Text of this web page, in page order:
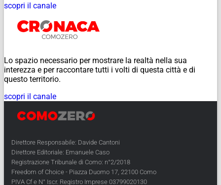
scopri il canale
Lo spazio necessario per mostrare la realtà nella sua
interezza e per raccontare tutti i volti di questa città e di
questo territorio.
scopri il canale
Direttore Responsabile: Davide Cantoni
Direttore Editoriale: Emanuele Caso
Registrazione Tribunale di Como: n°2/2018
Freedom of Choice - Piazza Duomo 17, 22100 Como
PIVA Cf e N° Iscr. Registro Imprese 03799020130